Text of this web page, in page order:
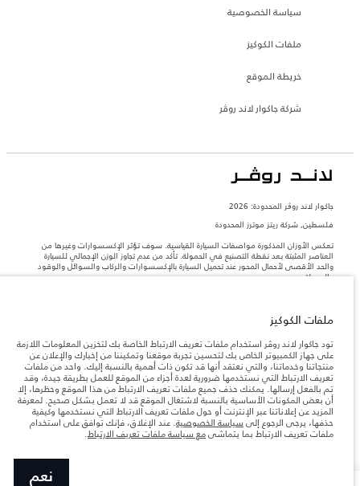
سياسة الخصوصية
ملفات الكوكيز
خريطة الموقع
شركة جاكوار لاند روڤر
جاكوار لاند روڨر المحدودة: 2026
فلسطين, شركة ريتز موترز المحدودة
تعكس الأوزان المذكورة مواصفات السيارة القياسية. سوف تؤثر الإكسسوارات وغيرها من
العناصر المثبتة بعد نقطة التصنيع في الحمولة. تأكد من عدم تجاوز الوزن الإجمالي للسيارة
والحد الأقصى لأحمال المحور عند تحميل السيارة بالإكسسوارات والركاب والسوائل والوقود
والحمولة.
المعلومات والمواصفات والأسعار والألوان المذكورة على هذا الموقع قد تختلف من بلد إلى
آخر، كما أنّها قد تتغير بدون إشعار مسبق. الرجاء التواصل مع وكيلنا المحلي للتأكد من توفّرها
ملاحظة مهمة حول الصور والمواصفات.إن النقص العالمي في أشباه الموصلات يؤثر حاليًا
في مواصفات تصميم السيارات وتوفر الخيارات وتوقيتات التصاميم. هذا ظرف ديناميكي
للغاية، ونتيجة لذلك، قد لا تمثّل الصور المستخدَمة ضمن موقع الويب حاليًا المواصفات الحالية
بالكامل بالنسبة إلى الميزات والخيارات والحلية ومجموعات الألوان. يرجى استشارة وكيلك الذي
سيتمكّن من تأكيد أي تقييدات حالية معك للسماح لك باتخاذ قرار مدروس
الأرقام المقدمة هي نتيجة لاختبارات المصنع الرسمية وفقاً لتشريعات الاتحاد الأوروبي. قد
يتباين استهلك الوقود الفعلي للمركبة عن ذلك المتحقق في تلك الاختبارات كما أن هذه
الأرقام بغرض المقارنة فحسب.‎‎‎
ملفات الكوكيز
تود جاكوار لاند روڤر استخدام ملفات تعريف الارتباط الخاصة بك لتخزين المعلومات اللازمة
على جهاز الكمبيوتر الخاص بك لتحسين تجربة موقعنا وتمكيننا من إخبارك والإعلان عن
منتجاتنا وخدماتنا، والتي نعتقد أنها قد تكون ذات أهمية بالنسبة إليك. واحد من ملفات
تعريف الارتباط التي نستخدمها ضرورية لعدة أجزاء من الموقع للعمل بطريقة جيدة، وقد
تم بالفعل إرسالها. يمكنك حذف جميع ملفات تعريف الارتباط من هذا الموقع وحظرها، إلا
أن بعض المكونات الأساسية بالنسبة لاشتغال الموقع قد لا تعمل بشكل صحيح. لمعرفة
المزيد عن إعلاناتنا عبر الإنترنت أو حول ملفات تعريف الارتباط التي نستخدمها وكيفية
حذفها، يرجى الرجوع إلى سياسة الخصوصية. عند الإغلاق، فإنك توافق على استخدام
ملفات تعريف الارتباط بما يتماشىمع سياسة ملفات تعريف الارتباط.
نعم